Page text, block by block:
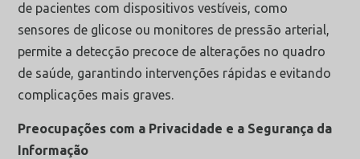
de pacientes com dispositivos vestíveis, como
sensores de glicose ou monitores de pressão arterial,
permite a detecção precoce de alterações no quadro
de saúde, garantindo intervenções rápidas e evitando
complicações mais graves.
Preocupações com a Privacidade e a Segurança da
Informação